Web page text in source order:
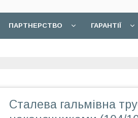
ПАРТНЕРСТВО ГАРАНТІЇ
Сталева гальмівна